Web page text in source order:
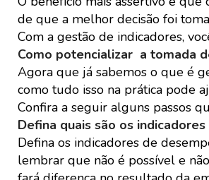
de que a melhor decisão foi
Com a gestão de indicadores,
Como potencializar a tomada
Agora que já sabemos o que é
como tudo isso na prática pode
Confira a seguir alguns passos
Defina quais são os
Defina os indicadores de
lembrar que não é possível e